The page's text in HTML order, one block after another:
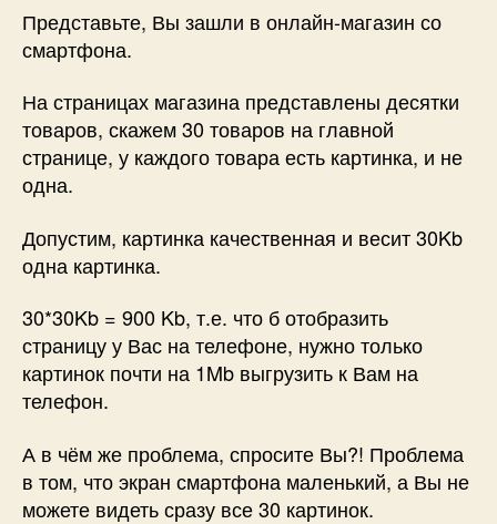
Представьте, Вы зашли в онлайн-магазин со
смартфона.
На страницах магазина представлены десятки
товаров, скажем 30 товаров на главной
странице, у каждого товара есть картинка, и не
одна.
Допустим, картинка качественная и весит 30Kb
одна картинка.
30*30Kb = 900 Kb, т.е. что б отобразить
страницу у Вас на телефоне, нужно только
картинок почти на 1Mb выгрузить к Вам на
телефон.
А в чём же проблема, спросите Вы?! Проблема
в том, что экран смартфона маленький, а Вы не
можете видеть сразу все 30 картинок.